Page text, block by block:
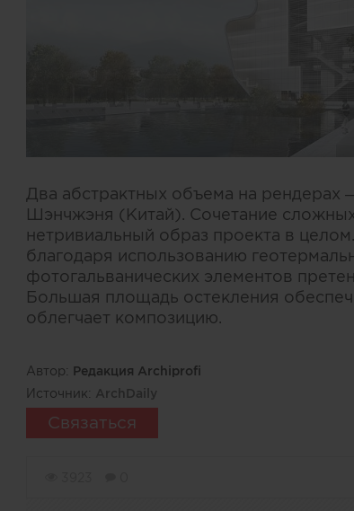
Два абстрактных объема на рендерах
Шэнчжэня (Китай). Сочетание
нетривиальный образ проекта в
благодаря использованию
фотогальванических элементов
Большая площадь остекления
облегчает композицию.
Автор: Редакция Archiprofi
Источник: ArchDaily
Связаться